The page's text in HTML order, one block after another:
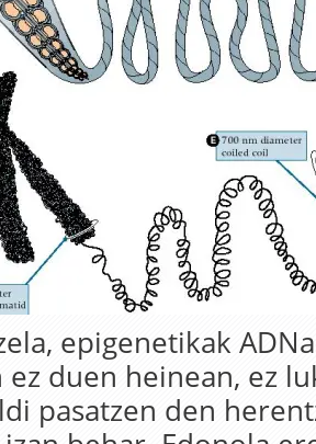
epigenetikak
ez duen heinean, ez
pasatzen den